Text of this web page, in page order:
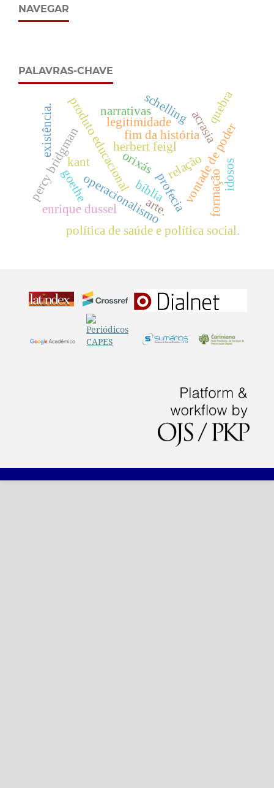
NAVEGAR
PALAVRAS-CHAVE
kant
herbert feigl
bíbliaprofecia
produto educacional relação
vontade de poder
acrasia
formação
operacionalismo
percy bridgman
política de saúde e política social.
fim da história
idosos
enrique dussel arte.
schelling
existência. legitimidade
goethe
quebra
orixás
narrativas